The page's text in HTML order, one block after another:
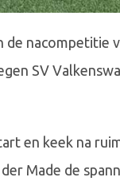
de
SV
en keek na
Made de